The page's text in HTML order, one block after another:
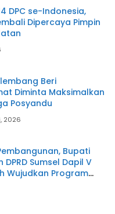
DPC se-Indonesia,
Dipercaya Pimpin
Beri
Diminta Maksimalkan
Posyandu
2026
Bupati
DPRD Sumsel Dapil V
Wujudkan Program